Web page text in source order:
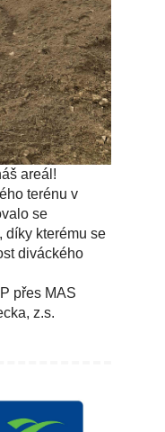
areál!
terénu v
se
díky kterému se
diváckého
přes MAS
z.s.